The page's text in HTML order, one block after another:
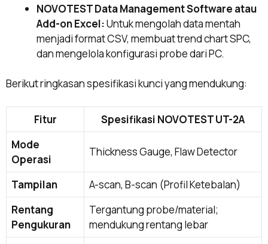
NOVOTEST Data Management Software atau
Add-on Excel:Untuk mengolah data mentah
menjadi format CSV, membuat trend chart SPC,
dan mengelola konfigurasi probe dari PC.
Berikut ringkasan spesifikasi kunci yang mendukung:
Fitur
Spesifikasi NOVOTEST UT-2A
Mode
Operasi
Thickness Gauge, Flaw Detector
Tampilan
A-scan, B-scan (Profil Ketebalan)
Rentang
Pengukuran
Tergantung probe/material;
mendukung rentang lebar